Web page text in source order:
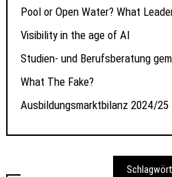
Pool or Open Water? What
Visibility in the age of AI
Studien- und Berufsberatung
What The Fake?
Ausbildungsmarktbilanz 2024/25